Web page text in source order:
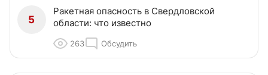
5
Ракетная опасность в Свердловской
области: что известно
263 Обсудить